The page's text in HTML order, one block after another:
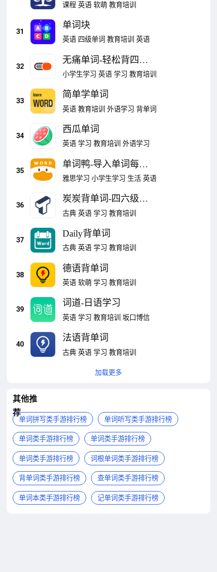
课程 英语 软萌 教育培训
31
单词块
英语 四级单词 教育培训 英语
32
无痛单词-轻松背四六
级考研单词
小学生学习 英语 学习 教育培训
33
简单学单词
英语 教育培训 外语学习 背单词
34
西瓜单词
英语 学习 教育培训 外语学习
35
单词鸭-导入单词每天
单词消消乐
雅思学习 小学生学习 生活 英语
36
炭炭背单词-四六级考
研单词学习
古典 英语 学习 教育培训
37
Daily背单词
古典 英语 学习 教育培训
38
德语背单词
英语 软萌 学习 教育培训
39
词道-日语学习
英语 学习 教育培训 坂口博信
40
法语背单词
古典 英语 学习 教育培训
加载更多
其他推
荐
单词拼写类手游排行榜 单词听写类手游排行榜
单词类手游排行榜 单词类手游排行榜
单词类手游排行榜 词根单词类手游排行榜
背单词类手游排行榜 查单词类手游排行榜
单词本类手游排行榜 记单词类手游排行榜